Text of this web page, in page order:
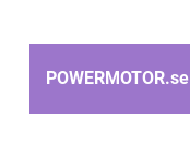
POWERMOTOR.se